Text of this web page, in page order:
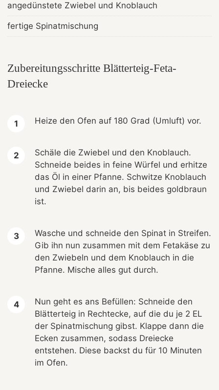
angedünstete Zwiebel und Knoblauch
fertige Spinatmischung
Zubereitungsschritte Blätterteig-Feta-
Dreiecke
Heize den Ofen auf 180 Grad (Umluft) vor.
Schäle die Zwiebel und den Knoblauch.
Schneide beides in feine Würfel und erhitze
das Öl in einer Pfanne. Schwitze Knoblauch
und Zwiebel darin an, bis beides goldbraun
ist.
Wasche und schneide den Spinat in Streifen.
Gib ihn nun zusammen mit dem Fetakäse zu
den Zwiebeln und dem Knoblauch in die
Pfanne. Mische alles gut durch.
Nun geht es ans Befüllen: Schneide den
Blätterteig in Rechtecke, auf die du je 2 EL
der Spinatmischung gibst. Klappe dann die
Ecken zusammen, sodass Dreiecke
entstehen. Diese backst du für 10 Minuten
im Ofen.